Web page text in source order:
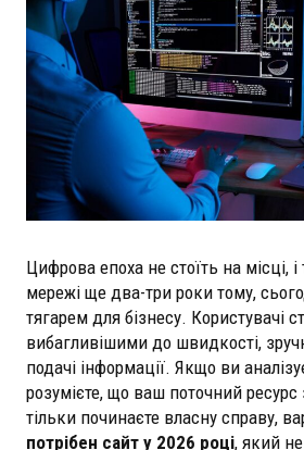
Цифрова епоха не стоїть на місці,
мережі ще два-три роки тому,
тягарем для бізнесу. Користувачі
вибагливішими до швидкості,
подачі інформації. Якщо ви
розумієте, що ваш поточний ресурс
тільки починаєте власну справу,
потрібен сайт у 2026 році, який